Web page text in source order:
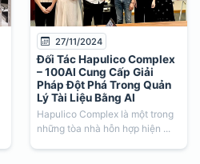
27/11/2024
Đối Tác Hapulico Complex
– 100AI Cung Cấp Giải
Pháp Đột Phá Trong Quản
Lý Tài Liệu Bằng AI
Hapulico Complex là một trong
những tòa nhà hỗn hợp hiện ...